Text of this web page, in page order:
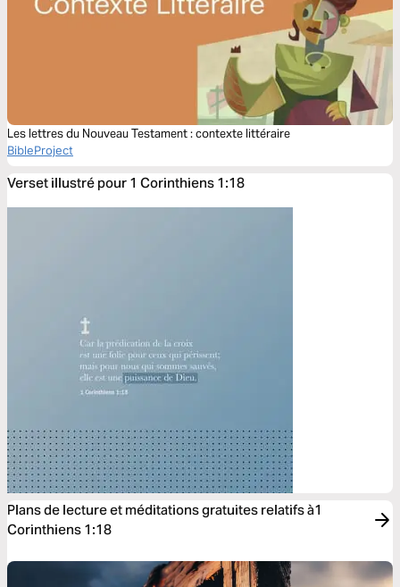
Les lettres du Nouveau Testament : contexte littéraire
BibleProject
Verset illustré pour 1 Corinthiens 1:18
Plans de lecture et méditations gratuites relatifs à1
Corinthiens 1:18